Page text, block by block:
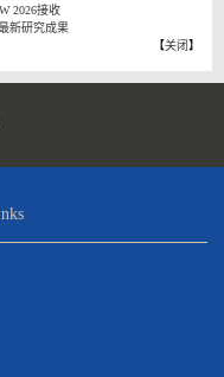
2026接收
新研究成果
【关闭 】